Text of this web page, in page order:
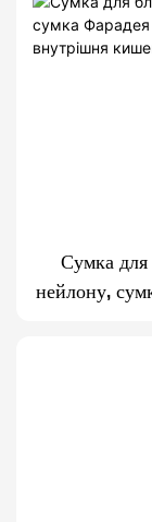
Сумка для
нейлону,